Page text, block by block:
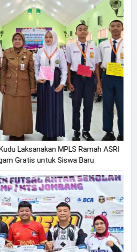
Laksanakan MPLS Ramah ASRI
Gratis untuk Siswa Baru